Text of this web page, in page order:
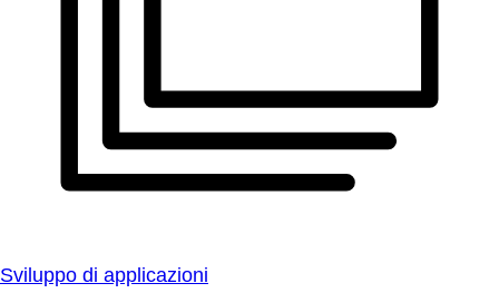
Sviluppo di applicazioni